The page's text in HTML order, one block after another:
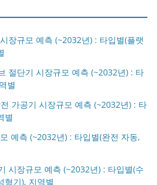
장규모 예측 (~2032년) : 타입별(플랫
절단기 시장규모 예측 (~2032년) : 타
별
가공기 시장규모 예측 (~2032년) : 타
별
예측 (~2032년) : 타입별(완전 자동,
시장규모 예측 (~2032년) : 타입별(수
형기), 지역별